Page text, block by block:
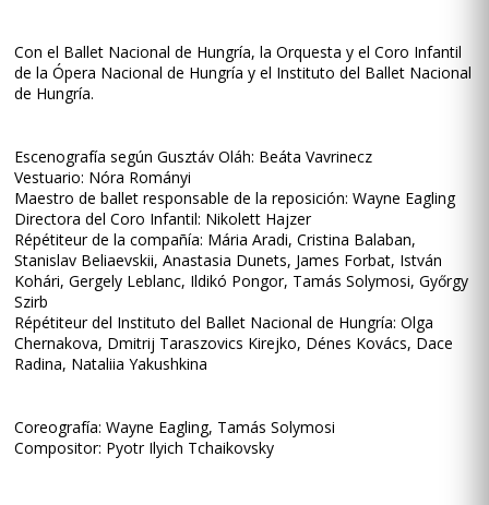
Con el Ballet Nacional de Hungría, la Orquesta y el Coro Infantil
de la Ópera Nacional de Hungría y el Instituto del Ballet Nacional
de Hungría.
Escenografía según Gusztáv Oláh: Beáta Vavrinecz
Vestuario: Nóra Rományi
Maestro de ballet responsable de la reposición: Wayne Eagling
Directora del Coro Infantil: Nikolett Hajzer
Répétiteur de la compañía: Mária Aradi, Cristina Balaban,
Stanislav Beliaevskii, Anastasia Dunets, James Forbat, István
Kohári, Gergely Leblanc, Ildikó Pongor, Tamás Solymosi, Győrgy
Szirb
Répétiteur del Instituto del Ballet Nacional de Hungría: Olga
Chernakova, Dmitrij Taraszovics Kirejko, Dénes Kovács, Dace
Radina, Nataliia Yakushkina
Coreografía: Wayne Eagling, Tamás Solymosi
Compositor: Pyotr Ilyich Tchaikovsky